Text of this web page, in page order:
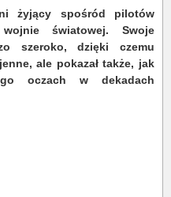
żyjący spośród pilotów
światowej. Swoje
szeroko, dzięki czemu
ale pokazał także, jak
oczach w dekadach